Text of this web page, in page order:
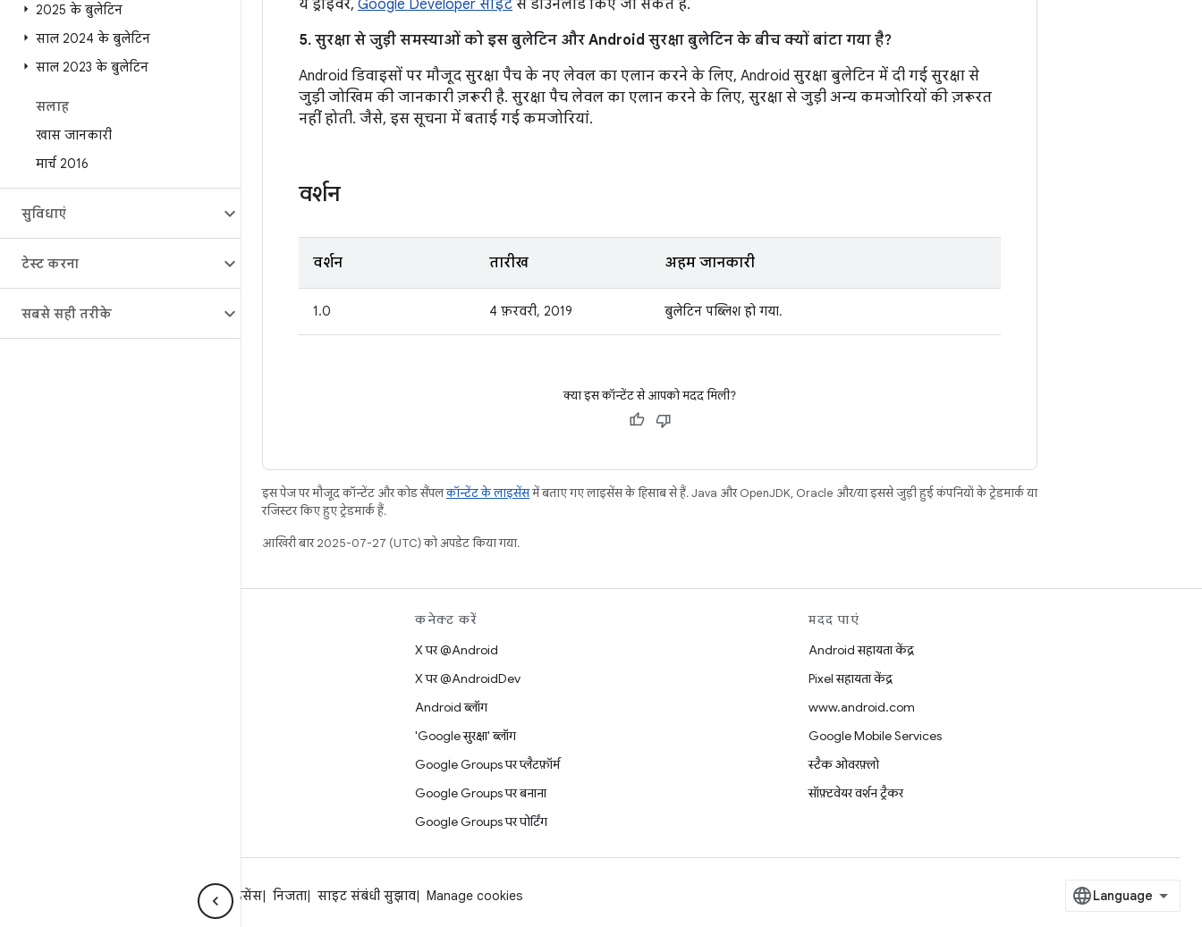
2025 के बुलेटिन
साल 2024 के बुलेटिन
साल 2023 के बुलेटिन
सलाह
खास जानकारी
मार्च 2016
सुविधाएं
टेस्ट करना
सबसे सही तरीके
ये ड्राइवर, Google Developer साइट से डाउनलोड किए जा सकते हैं.
5. सुरक्षा से जुड़ी समस्याओं को इस बुलेटिन और Android सुरक्षा बुलेटिन के बीच क्यों बांटा गया है?
Android डिवाइसों पर मौजूद सुरक्षा पैच के नए लेवल का एलान करने के लिए, Android सुरक्षा बुलेटिन में दी गई सुरक्षा से
जुड़ी जोखिम की जानकारी ज़रूरी है. सुरक्षा पैच लेवल का एलान करने के लिए, सुरक्षा से जुड़ी अन्य कमजोरियों की ज़रूरत
नहीं होती. जैसे, इस सूचना में बताई गई कमजोरियां.
वर्शन
वर्शन तारीख अहम जानकारी
1.0 4 फ़रवरी, 2019 बुलेटिन पब्लिश हो गया.
क्या इस कॉन्टेंट से आपको मदद मिली?
इस पेज पर मौजूद कॉन्टेंट और कोड सैंपलकॉन्टेंट के लाइसेंसमें बताए गए लाइसेंस के हिसाब से हैं. Java और OpenJDK, Oracle और/या इससे जुड़ी हुई कंपनियों के ट्रेडमार्क या
रजिस्टर किए हुए ट्रेडमार्क हैं.
आखिरी बार 2025-07-27 (UTC) को अपडेट किया गया.
कनेक्ट करें
X पर @Android
X पर @AndroidDev
Android ब्लॉग
'Google सुरक्षा' ब्लॉग
Google Groups पर प्लैटफ़ॉर्म
Google Groups पर बनाना
Google Groups पर पोर्टिंग
मदद पाएं
Android सहायता केंद्र
Pixel सहायता केंद्र
www.android.com
Google Mobile Services
स्टैक ओवरफ़्लो
सॉफ़्टवेयर वर्शन ट्रैकर
कानूनी लाइसेंस निजता साइट संबंधी सुझाव Manage cookies